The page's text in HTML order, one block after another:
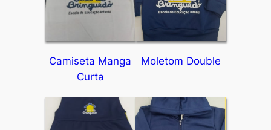
Camiseta Manga
Curta
Moletom Double